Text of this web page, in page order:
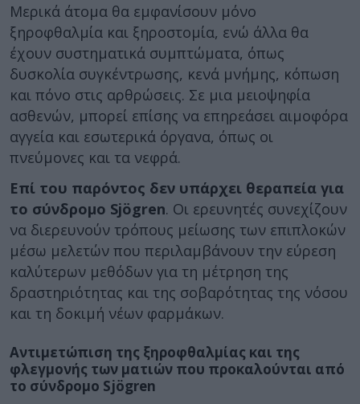
Μερικά άτομα θα εμφανίσουν μόνο
ξηροφθαλμία και ξηροστομία, ενώ άλλα θα
έχουν συστηματικά συμπτώματα, όπως
δυσκολία συγκέντρωσης, κενά μνήμης, κόπωση
και πόνο στις αρθρώσεις. Σε μια μειοψηφία
ασθενών, μπορεί επίσης να επηρεάσει αιμοφόρα
αγγεία και εσωτερικά όργανα, όπως οι
πνεύμονες και τα νεφρά.
Επί του παρόντος δεν υπάρχει θεραπεία για
το σύνδρομο Sjögren. Οι ερευνητές συνεχίζουν
να διερευνούν τρόπους μείωσης των επιπλοκών
μέσω μελετών που περιλαμβάνουν την εύρεση
καλύτερων μεθόδων για τη μέτρηση της
δραστηριότητας και της σοβαρότητας της νόσου
και τη δοκιμή νέων φαρμάκων.
Αντιμετώπιση της ξηροφθαλμίας και της
φλεγμονής των ματιών που προκαλούνται από
το σύνδρομο Sjögren